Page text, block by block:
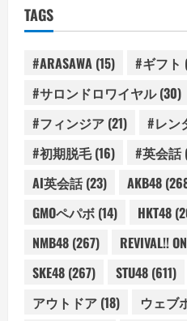
TAGS
#ARASAWA (15) #ギフト
#サロンドロワイヤル(30)
#フィンジア (21) #レン
#初期脱毛(16) #英会話
AI英会話(23) AKB48
GMOペパボ (14) HKT48
NMB48 (267) REVIVAL!!
SKE48 (267) STU48 (611)
アウトドア (18) ウェブ